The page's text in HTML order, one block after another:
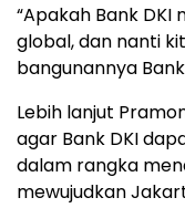
“Apakah Bank
global, dan nanti
bangunannya
Lebih lanjut
agar Bank DKI
dalam rangka
mewujudkan